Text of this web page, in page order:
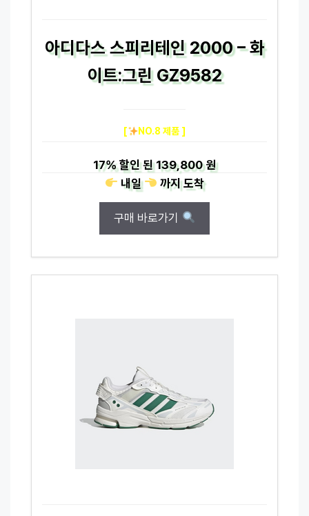
아디다스 스피리테인 2000 – 화
이트:그린 GZ9582
[ NO.8 제품 ]
17%할인 된139,800 원
내일
까지도착
구매 바로가기